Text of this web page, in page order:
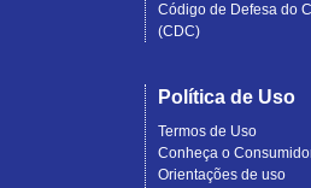
Código de Defesa do
(CDC)
Política de Uso
Termos de Uso
Conheça o
Orientações de uso